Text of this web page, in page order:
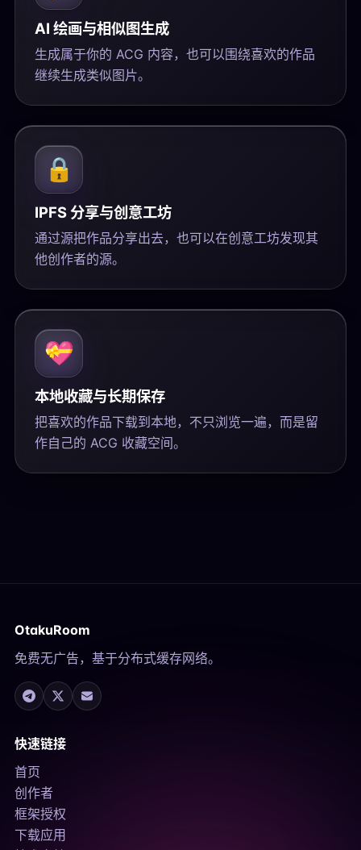
AI 绘画与相似图生成
生成属于你的 ACG 内容，也可以围绕喜欢的作品
继续生成类似图片。
🔒
IPFS 分享与创意工坊
通过源把作品分享出去，也可以在创意工坊发现其
他创作者的源。
💝
本地收藏与长期保存
把喜欢的作品下载到本地，不只浏览一遍，而是留
作自己的 ACG 收藏空间。
OtakuRoom
免费无广告，基于分布式缓存网络。
快速链接
首页
创作者
框架授权
下载应用